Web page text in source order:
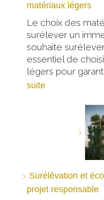
matériaux légers
Le choix des
surélever un
souhaite
essentiel de
légers pour
suite
Surélévation et
projet responsable